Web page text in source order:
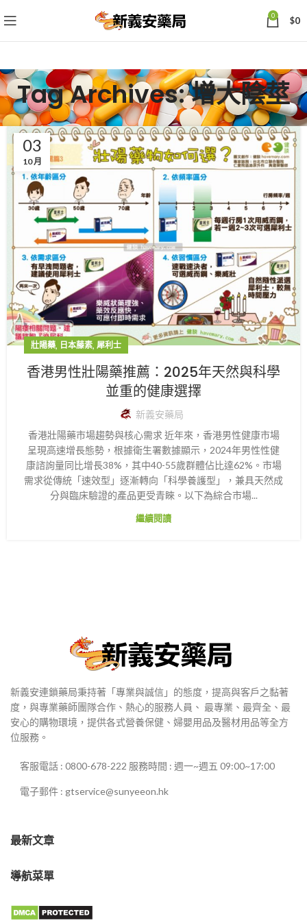
0 $0
Tag Archives: 增大陰莖
03
10 月
壯陽藥, 日本藤素, 犀利士
香港男性壯陽藥推薦：2025年天然與科學
並重的健康選擇
新義安藥局
香港壯陽藥市場趨勢與核心需求 近年來，香港男性健康市場
呈現高速增長態勢，根據衛生署數據顯示，2024年男性性健
康諮詢量同比增長38%，其中40-55歲群體佔比達62%。市場
需求從傳統「速效型」逐漸轉向「科學養護型」，兼具天然成
分與臨床驗證的產品更受青睞。以下為綜合市場...
繼續閱讀
新義安連鎖藥局秉持著「專業與誠信」的態度，提高與客戶之黏著
度，與專業藥師團隊合作、熱心的服務人員、 最專業、最齊全、最
安心的購物環境，提供各式營養保健、婦嬰用品及醫材用品等全方
位服務。
客服電話 : 0800-678-222 服務時間 : 週一~週五 09:00~17:00
電子郵件 : gtservice@sunyeeon.hk
最新文章
導航菜單